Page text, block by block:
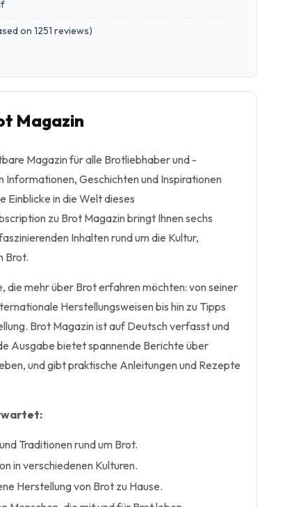
on 1251 reviews)
Magazin
Magazin für alle Brotliebhaber und -
Informationen, Geschichten und Inspirationen
in die Welt dieses
zu Brot Magazin bringt Ihnen sechs
Inhalten rund um die Kultur,
Brot.
die mehr über Brot erfahren möchten: von seiner
Herstellungsweisen bis hin zu Tipps
Brot Magazin ist auf Deutsch verfasst und
Ausgabe bietet spannende Berichte über
und gibt praktische Anleitungen und Rezepte
Traditionen rund um Brot.
in verschiedenen Kulturen.
Herstellung von Brot zu Hause.